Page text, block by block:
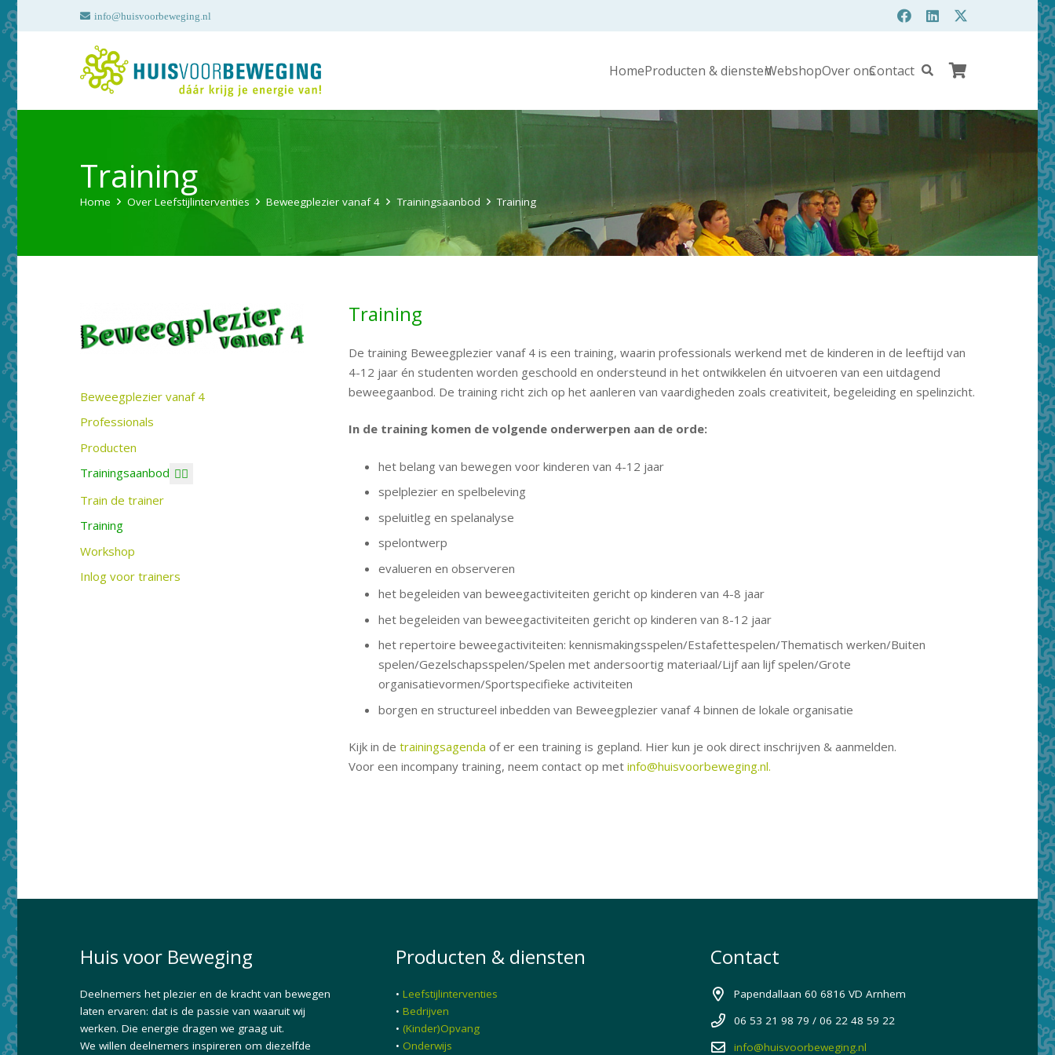
info@huisvoorbeweging.nl
HomeProducten & dienstenWebshopOver onsContact
Training
Home Over Leefstijlinterventies Beweegplezier vanaf 4 Trainingsaanbod Training
Training
De training Beweegplezier vanaf 4 is een training, waarin professionals werkend met de kinderen in de leeftijd van
4-12 jaar én studenten worden geschoold en ondersteund in het ontwikkelen én uitvoeren van een uitdagend
beweegaanbod. De training richt zich op het aanleren van vaardigheden zoals creativiteit, begeleiding en spelinzicht.
In de training komen de volgende onderwerpen aan de orde:
het belang van bewegen voor kinderen van 4-12 jaar
spelplezier en spelbeleving
speluitleg en spelanalyse
spelontwerp
evalueren en observeren
het begeleiden van beweegactiviteiten gericht op kinderen van 4-8 jaar
het begeleiden van beweegactiviteiten gericht op kinderen van 8-12 jaar
het repertoire beweegactiviteiten: kennismakingsspelen/Estafettespelen/Thematisch werken/Buiten
spelen/Gezelschapsspelen/Spelen met andersoortig materiaal/Lijf aan lijf spelen/Grote
organisatievormen/Sportspecifieke activiteiten
borgen en structureel inbedden van Beweegplezier vanaf 4 binnen de lokale organisatie
Kijk in de trainingsagenda of er een training is gepland. Hier kun je ook direct inschrijven & aanmelden.
Voor een incompany training, neem contact op met info@huisvoorbeweging.nl.
Beweegplezier vanaf 4
Professionals
Producten
Trainingsaanbod
Train de trainer
Training
Workshop
Inlog voor trainers
Huis voor Beweging
Deelnemers het plezier en de kracht van bewegen
laten ervaren: dat is de passie van waaruit wij
werken. Die energie dragen we graag uit.
We willen deelnemers inspireren om diezelfde
Producten & diensten
• Leefstijlinterventies
• Bedrijven
• (Kinder)Opvang
• Onderwijs
Contact
Papendallaan 60 6816 VD Arnhem
06 53 21 98 79 / 06 22 48 59 22
info@huisvoorbeweging.nl